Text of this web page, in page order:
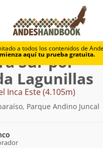
a todos los contenidos de
aquí tu prueba gratuita.
Cerro Cabeza del Inca Este
Sur por
Lagunillas
Inca Este (4.105m)
Parque Andino Juncal